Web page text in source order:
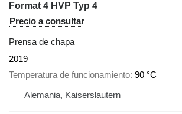
Format 4 HVP Typ 4
Precio a consultar
Prensa de chapa
2019
Temperatura de funcionamiento 90 °C
Alemania, Kaiserslautern